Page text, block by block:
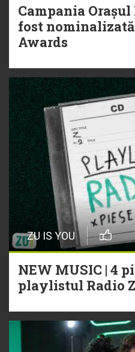
Campania
fost
Awards
ZU IS YOU
NEW MUSIC | 4
playlistul Radio